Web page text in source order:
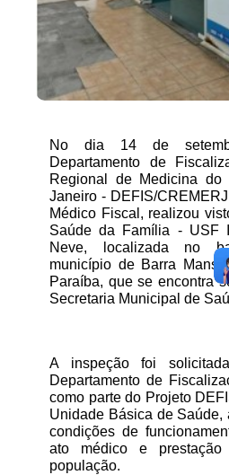
No dia 14 de
Departamento de
Regional de Medicina
Janeiro - DEFIS/
Médico Fiscal, realizou
Saúde da Família - USF
Neve, localizada no
município de Barra
Paraíba, que se encontra
Secretaria Municipal de
A inspeção foi
Departamento de
como parte do Projeto
Unidade Básica de Saúde,
condições de
ato médico e
população.